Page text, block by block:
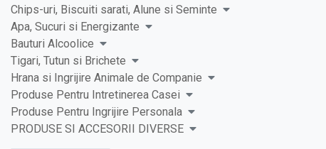
Chips-uri, Biscuiti sarati, Alune si Seminte
Apa, Sucuri si Energizante
Bauturi Alcoolice
Tigari, Tutun si Brichete
Hrana si Ingrijire Animale de Companie
Produse Pentru Intretinerea Casei
Produse Pentru Ingrijire Personala
PRODUSE SI ACCESORII DIVERSE